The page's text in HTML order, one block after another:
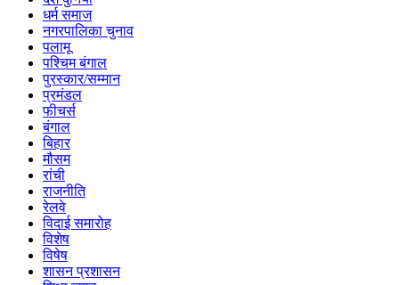
धर्म समाज
नगरपालिका चुनाव
पलामू
पश्चिम बंगाल
पुरस्कार/सम्मान
प्रमंडल
फीचर्स
बंगाल
बिहार
मौसम
रांची
राजनीति
रेलवे
विदाई समारोह
विशेष
विषेष
शासन प्रशासन